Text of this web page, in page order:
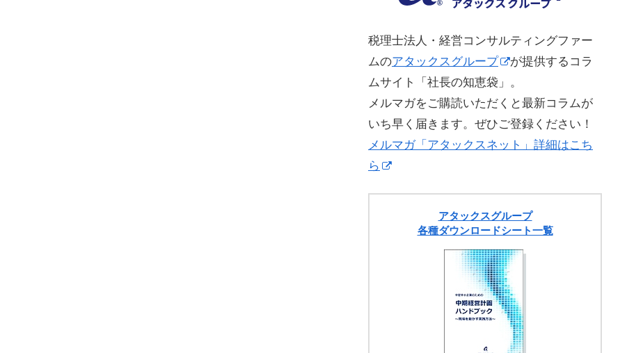
税理士法人・経営コンサルティングファー
ムのアタックスグループ
が提供するコラ
ムサイト「社長の知恵袋」。
メルマガをご購読いただくと最新コラムが
いち早く届きます。ぜひご登録ください！
メルマガ「アタックスネット」詳細はこち
ら
アタックスグループ
各種ダウンロードシート一覧